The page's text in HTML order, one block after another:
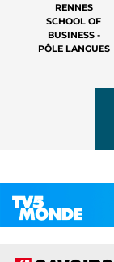
RENNES
SCHOOL OF
BUSINESS -
PÔLE LANGUES